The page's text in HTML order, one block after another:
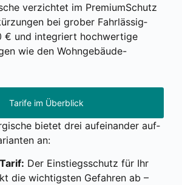
ver­zich­tet im Pre­mi­um­Schutz
bei gro­ber Fahr­läs­sig­
€ und inte­griert hoch­wer­ti­ge
wie den Wohn­ge­bäu­de-
Tarife im Überblick
bie­tet drei auf­ein­an­der auf­
an:
Der Ein­stiegs­schutz für Ihr
die wich­tigs­ten Gefah­ren ab –